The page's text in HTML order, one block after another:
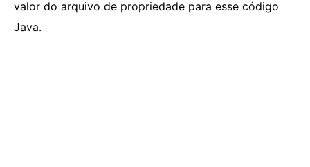
valor do arquivo de propriedade para esse código
Java.